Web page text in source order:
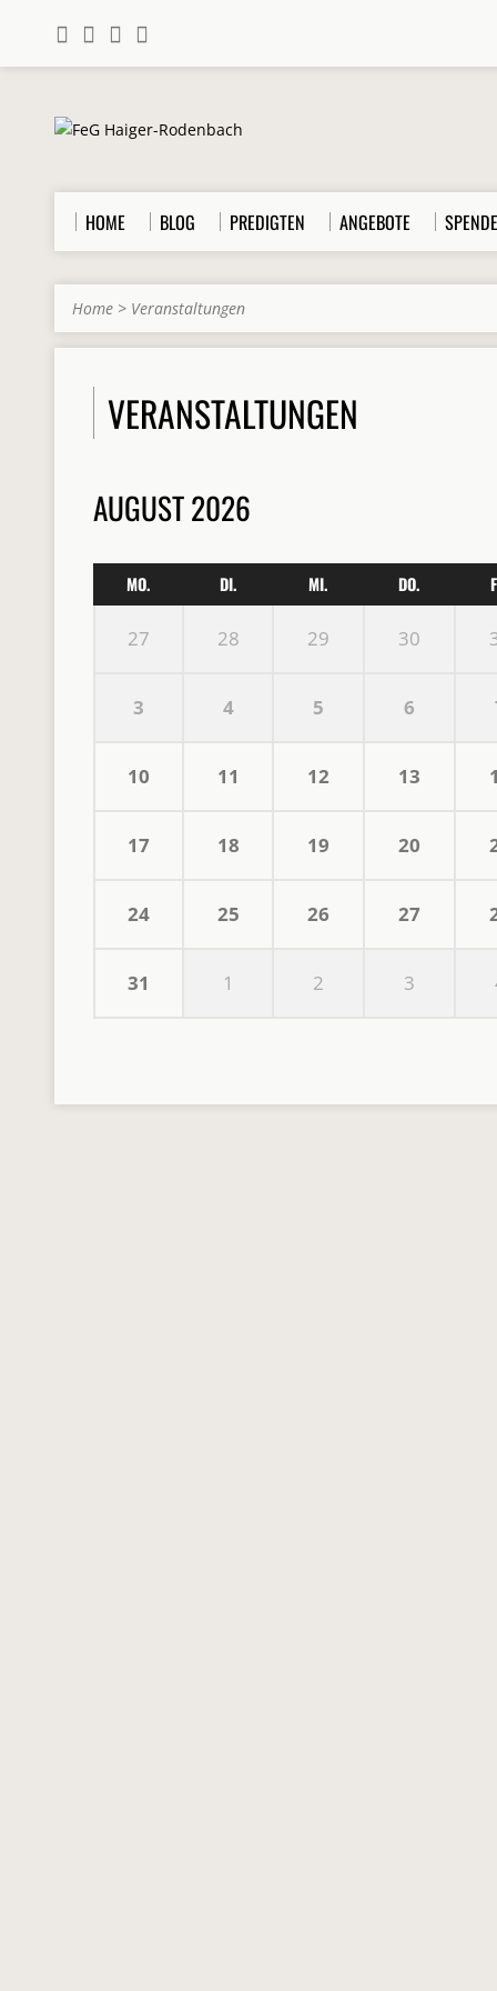
HOME BLOG PREDIGTEN ANGEBOTE
Home > Veranstaltungen
VERANSTALTUNGEN
AUGUST 2026
MO. DI. MI. DO.
27 28 29 30
3 4 5 6
10 11 12 13
17 18 19 20
24 25 26 27
31 1 2 3